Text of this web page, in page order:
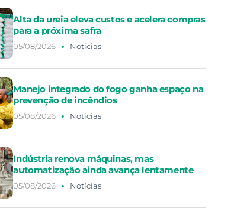
Alta da ureia eleva custos e acelera compras
para a próxima safra
05/08/2026 Notícias
Manejo integrado do fogo ganha espaço na
prevenção de incêndios
05/08/2026 Notícias
Indústria renova máquinas, mas
automatização ainda avança lentamente
05/08/2026 Notícias